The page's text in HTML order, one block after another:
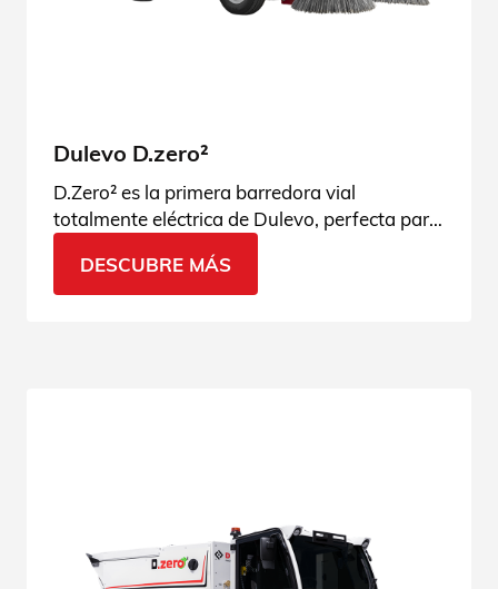
Dulevo D.zero²
D.Zero² es la primera barredora vial
totalmente eléctrica de Dulevo, perfecta para
DESCUBRE MÁS